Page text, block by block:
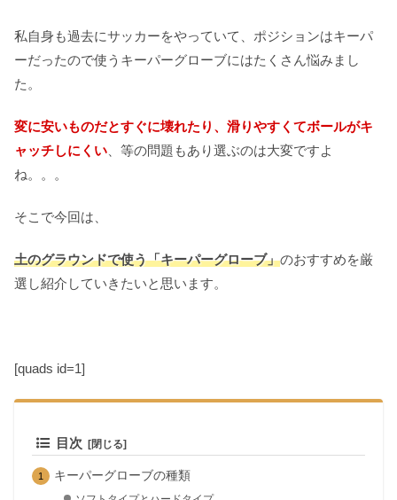
私自身も過去にサッカーをやっていて、ポジションはキーパ
ーだったので使うキーパーグローブにはたくさん悩みまし
た。
変に安いものだとすぐに壊れたり、滑りやすくてボールがキ
ャッチしにくい 、等の問題もあり選ぶのは大変ですよ
ね。。。
そこで今回は、
土のグラウンドで使う「キーパーグローブ」のおすすめを厳
選し紹介していきたいと思います。
[quads id=1]
目次
キーパーグローブの種類